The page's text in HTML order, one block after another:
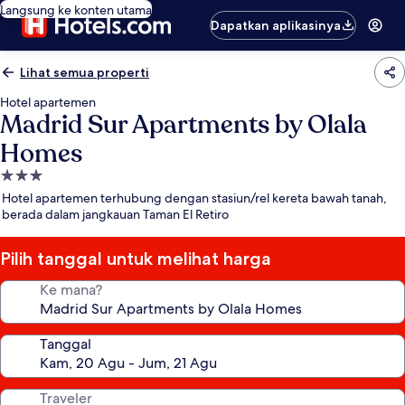
Langsung ke konten utama
Dapatkan aplikasinya
Lihat semua properti
Hotel apartemen
Madrid Sur Apartments by Olala
Homes
Properti
bintang
3.0
Hotel apartemen terhubung dengan stasiun/rel kereta bawah tanah,
berada dalam jangkauan Taman El Retiro
Pilih tanggal untuk melihat harga
Ke mana?
Tanggal
Traveler